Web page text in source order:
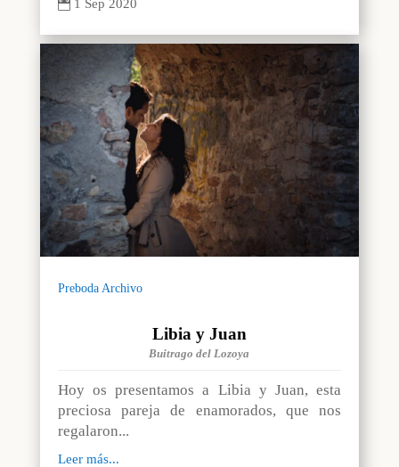
 1 Sep 2020
Preboda Archivo
Libia y Juan
Buitrago del Lozoya
Hoy os presentamos a Libia y Juan, esta
preciosa pareja de enamorados, que nos
regalaron...
Leer más...